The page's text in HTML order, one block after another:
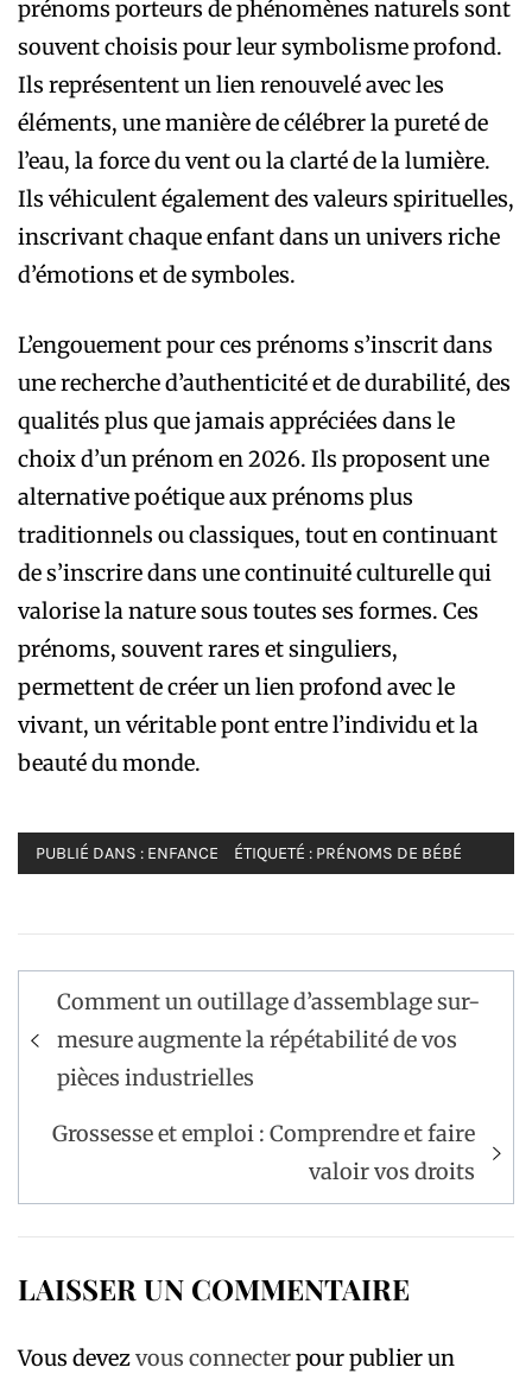
prénoms porteurs de phénomènes naturels sont
souvent choisis pour leur symbolisme profond.
Ils représentent un lien renouvelé avec les
éléments, une manière de célébrer la pureté de
l’eau, la force du vent ou la clarté de la lumière.
Ils véhiculent également des valeurs spirituelles,
inscrivant chaque enfant dans un univers riche
d’émotions et de symboles.
L’engouement pour ces prénoms s’inscrit dans
une recherche d’authenticité et de durabilité, des
qualités plus que jamais appréciées dans le
choix d’un prénom en 2026. Ils proposent une
alternative poétique aux prénoms plus
traditionnels ou classiques, tout en continuant
de s’inscrire dans une continuité culturelle qui
valorise la nature sous toutes ses formes. Ces
prénoms, souvent rares et singuliers,
permettent de créer un lien profond avec le
vivant, un véritable pont entre l’individu et la
beauté du monde.
PUBLIÉ DANS : ENFANCE ÉTIQUETÉ : PRÉNOMS DE BÉBÉ
Navigation
de
l’article
Comment un outillage d’assemblage sur-
mesure augmente la répétabilité de vos
pièces industrielles
Grossesse et emploi : Comprendre et faire
valoir vos droits
LAISSER UN COMMENTAIRE
Vous devezvous connecterpour publier un